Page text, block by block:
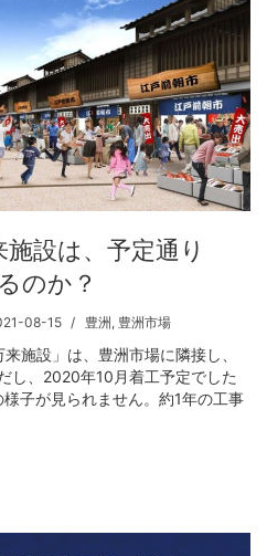
設は、予定通り
のか？
08-15 豊洲 , 豊洲市場
施設」は、豊洲市場に隣接し、
し、2020年10月着工予定でした
子が見られません。約1年の工事